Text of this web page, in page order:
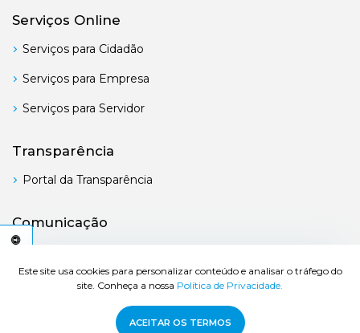
Este site usa cookies para personalizar conteúdo e analisar o tráfego do
site. Conheça a nossa Política de Privacidade.
ACEITAR OS TERMOS
A
Serviços Online
Serviços para Cidadão
Serviços para Empresa
Serviços para Servidor
Transparência
Portal da Transparência
Comunicação
© 2026 Prefeitura de Bertioga - Todos os direitos reservados.